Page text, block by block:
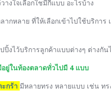
งใจเลือกใชมีกี่แบบ อะไรบ้าง
ากหลาย ที่ให้เลือกเข้าไปใช้บริก
ปิ้งไว้บริการลูกค้าแบบต่างๆ ต่าง
ยู่ในท้องตลาดทั่วไปมี 4 แบบ
กร้า มีหลายทรง หลายแบบ เช่น ท